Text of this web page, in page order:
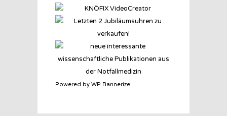
Powered by WP Bannerize